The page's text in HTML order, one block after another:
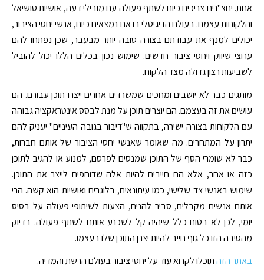
אחת. יחצ"נים צריכים כיום לשתף פעולה עם מובילי דעה, אושיות סושיאל
והלקוחות עצמם. בעולם הדיגיטלי בו אנו נמצאים כיום, אנשי יחסי הציבור,
יכולים למנף את עבודתם בצורה טובה יותר מבעבר, שכן נפתחו להם
ערוצי שיווק ויחסי ציבור חדשים. שימוש נכון בכלים הללו יכול להוביל
לשביעות רצון גדולה מצד הלקוח.
מותגים כבר לא יושבים ומחכים שמשרדים אחרים ייצרו תוכן עבורם. הם
עושים את זה בעצמם. הם יוצרים תוכן על מנת לבסס אינטראקציה גבוהה
עם הלקוחות בצורה ישירה, בתקווה ש"דיבור בגובה העיניים" יעניק להם
יתרון על המתחרים. מה שאומר שאנשי יחסי הציבור של אותם חברות,
כבר לא שומרי הסף של התוכן שמנסים לפרסם, למנוע או להגיב לתוכן
כזה או אחר, אלא הם חייבים להיות אלה שדוחפים לייצר את התוכן.
שימוש באנשי צד שלישי, כמו עיתונאים, בלוגרים ואושיות הוא קשה. הרי
אותם אנשים מקבלים, סביר להניח, הצעות לשיתופי פעולה על בסיס
יומי, לכן לא בטוח כלל שיהיה קל לשכנע אותם לשתף פעולה. בדיוק
מהסיבה הזו כל גוף חייב להיות יצרן התוכן שלו בעצמו.
באתר הזהתוכלו לקרוא עוד על יחסי ציבור בעולם הרשת והמדיה.